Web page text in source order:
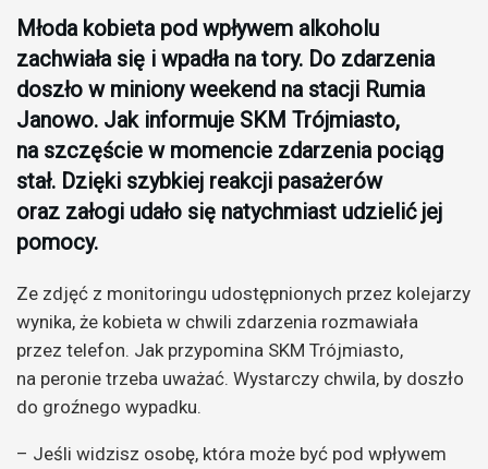
Młoda kobieta pod wpływem alkoholu
zachwiała się i wpadła na tory. Do zdarzenia
doszło w miniony weekend na stacji Rumia
Janowo. Jak informuje SKM Trójmiasto,
na szczęście w momencie zdarzenia pociąg
stał. Dzięki szybkiej reakcji pasażerów
oraz załogi udało się natychmiast udzielić jej
pomocy.
Ze zdjęć z monitoringu udostępnionych przez kolejarzy
wynika, że kobieta w chwili zdarzenia rozmawiała
przez telefon. Jak przypomina SKM Trójmiasto,
na peronie trzeba uważać. Wystarczy chwila, by doszło
do groźnego wypadku.
– Jeśli widzisz osobę, która może być pod wpływem